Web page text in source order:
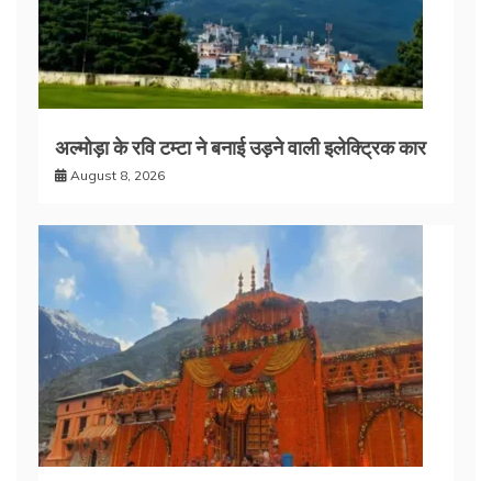
अल्मोड़ा के रवि टम्टा ने बनाई उड़ने वाली इलेक्ट्रिक कार
August 8, 2026